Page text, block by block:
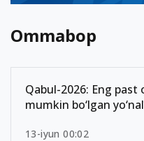
Ommabop
Qabul-2026: Eng past
mumkin bo‘lgan
13-iyun 00:02